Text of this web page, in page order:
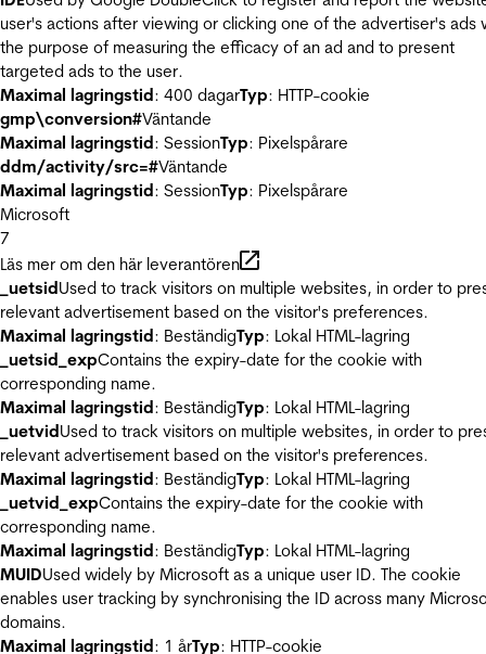
user's actions after viewing or clicking one of the advertiser's ads
the purpose of measuring the efficacy of an ad and to present
targeted ads to the user.
Maximal lagringstid: 400 dagarTyp: HTTP-cookie
gmp\conversion#Väntande
Maximal lagringstid: SessionTyp: Pixelspårare
ddm/activity/src=#Väntande
Maximal lagringstid: SessionTyp: Pixelspårare
Microsoft
7
Läs mer om den här leverantören
_uetsidUsed to track visitors on multiple websites, in order to
relevant advertisement based on the visitor's preferences.
Maximal lagringstid: BeständigTyp: Lokal HTML-lagring
_uetsid_expContains the expiry-date for the cookie with
corresponding name.
Maximal lagringstid: BeständigTyp: Lokal HTML-lagring
_uetvidUsed to track visitors on multiple websites, in order to
relevant advertisement based on the visitor's preferences.
Maximal lagringstid: BeständigTyp: Lokal HTML-lagring
_uetvid_expContains the expiry-date for the cookie with
corresponding name.
Maximal lagringstid: BeständigTyp: Lokal HTML-lagring
MUIDUsed widely by Microsoft as a unique user ID. The cookie
enables user tracking by synchronising the ID across many
domains.
Maximal lagringstid: 1 årTyp: HTTP-cookie